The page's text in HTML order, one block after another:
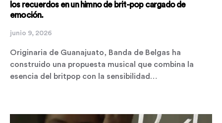
los recuerdos en un himno de brit-pop cargado de
emoción.
junio 9, 2026
Originaria de Guanajuato, Banda de Belgas ha
construido una propuesta musical que combina la
esencia del britpop con la sensibilidad…